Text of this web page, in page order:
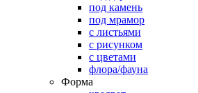
под камень
под мрамор
с листьями
с рисунком
с цветами
флора/фауна
Форма